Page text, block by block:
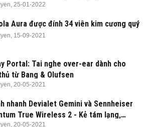
25-01-2022
Aura được đính 34 viên kim cương quý
15-09-2021
Portal: Tai nghe over-ear dành cho
từ Bang & Olufsen
20-05-2021
nhanh Devialet Gemini và Sennheiser
True Wireless 2 - Kẻ tám lạng,
20-05-2021